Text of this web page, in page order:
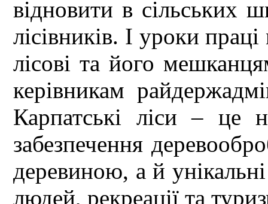
відновити в сільських
лісівників. І уроки
лісові та його
керівникам
Карпатські ліси – це
забезпечення
деревиною, а й
людей, рекреації та